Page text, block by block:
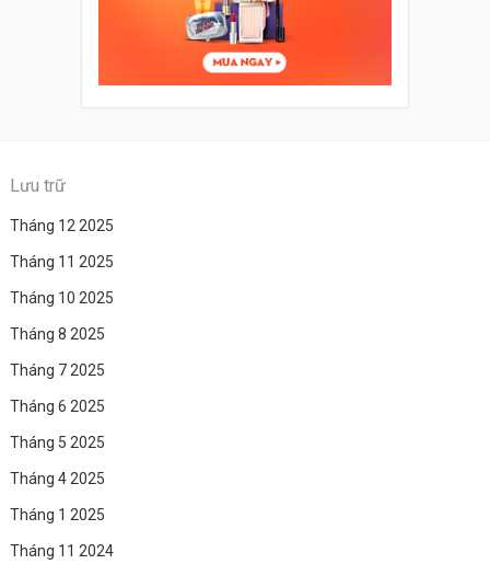
Lưu trữ
Tháng 12 2025
Tháng 11 2025
Tháng 10 2025
Tháng 8 2025
Tháng 7 2025
Tháng 6 2025
Tháng 5 2025
Tháng 4 2025
Tháng 1 2025
Tháng 11 2024